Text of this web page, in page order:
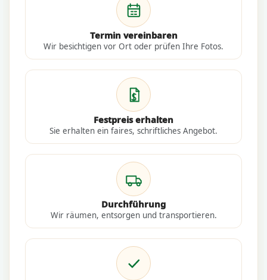
Termin vereinbaren
Wir besichtigen vor Ort oder prüfen Ihre Fotos.
Festpreis erhalten
Sie erhalten ein faires, schriftliches Angebot.
Durchführung
Wir räumen, entsorgen und transportieren.